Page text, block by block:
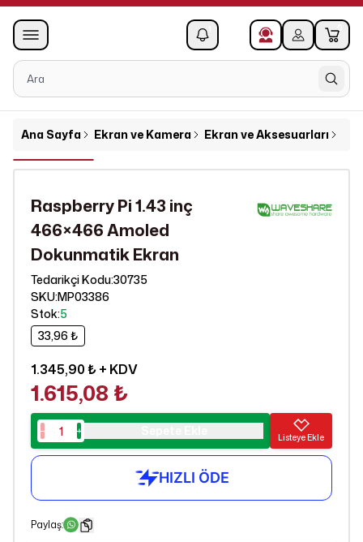
0
Ana Sayfa Ekran ve Kamera Ekran ve Aksesuarları
Raspberry Pi 1.43 inç
466×466 Amoled
Dokunmatik Ekran
Tedarikçi Kodu:30735
SKU:MP03386
Stok:5
33,96 ₺
1.345,90 ₺+ KDV
1.615,08 ₺
Listeye Ekle
Paylaş: